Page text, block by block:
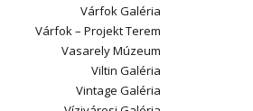
Várfok Galéria
Várfok – Projekt Terem
Vasarely Múzeum
Viltin Galéria
Vintage Galéria